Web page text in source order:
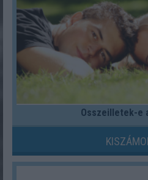
Összeilletek-e